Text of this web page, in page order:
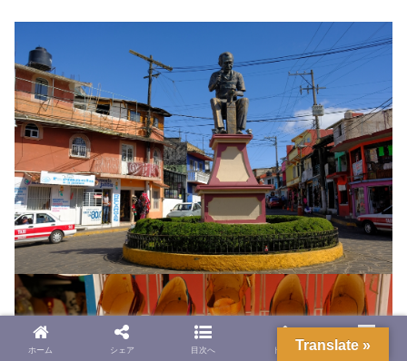
ホーム シェア 目次へ トップ サイドバー
Translate »